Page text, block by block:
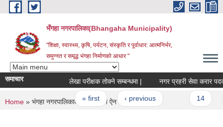
Skip to main content
भँगहा नगरपालिका(Bhangaha Municipality)
"शिक्षा, स्वास्थ्य, कृषि, पर्यटन, संस्कृति र पूर्वाधार: आत्मनिर्भर,
समुन्नत र समृद्ध भंगहा निर्माणको आधार "
समाचार लेखा परीक्षक तोक्ने सम्बन्धमा | नगर प्रहरी सेवा करार पदको
Pages
« first ‹ previous
You are here
Home » भंगहा नगरपालिकाको विनियोजन ऐन २०७६